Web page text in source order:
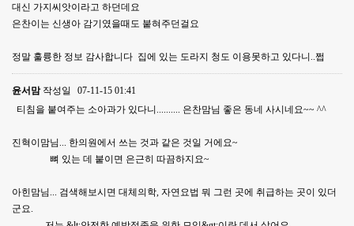
대신 가지씨앗이라고 하던데요
은찬이는 신생아 감기였을때도 붙혀주던걸요
정말 훌륭한 정보 감사합니다 집에 있는 도라지 청도 이용못하고 있다니..쩝
윤서맘 작성일
07-11-15 01:41
티침을 붙여주는 소아과가 있다니.......... 은찬맘님 좋은 동네 사시네요~~ ^^
진혁이맘님... 한의원에서 쓰는 것과 같은 것일 거에요~
뼈 있는 데 붙이면 은근히 따끔하지요~
아힌맘님... 검색해보시면 대체의학, 자연요법 뭐 그런 곳에 취급하는 곳이 있더
군요.